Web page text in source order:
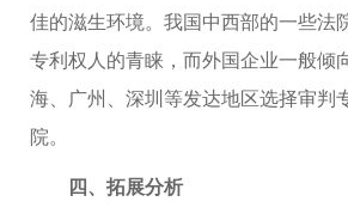
佳的滋生环境。我国中西部的一些法
专利权人的青睐，而外国企业一般倾
海、广州、深圳等发达地区选择审判
院。
四、拓展分析